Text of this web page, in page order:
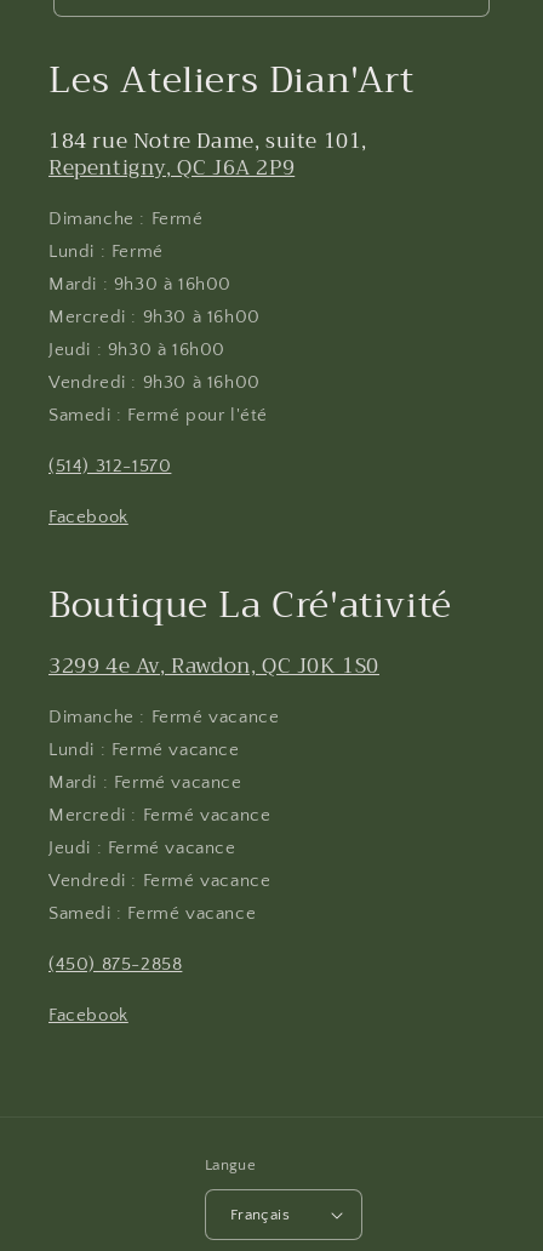
Les Ateliers Dian'Art
184 rue Notre Dame, suite 101,
Repentigny, QC J6A 2P9
Dimanche : Fermé
Lundi : Fermé
Mardi : 9h30 à 16h00
Mercredi : 9h30 à 16h00
Jeudi : 9h30 à 16h00
Vendredi : 9h30 à 16h00
Samedi : Fermé pour l'été
(514) 312-1570
Facebook
Boutique La Cré'ativité
3299 4e Av, Rawdon, QC J0K 1S0
Dimanche : Fermé vacance
Lundi : Fermé vacance
Mardi : Fermé vacance
Mercredi : Fermé vacance
Jeudi : Fermé vacance
Vendredi : Fermé vacance
Samedi : Fermé vacance
(450) 875-2858
Facebook
Langue
Français